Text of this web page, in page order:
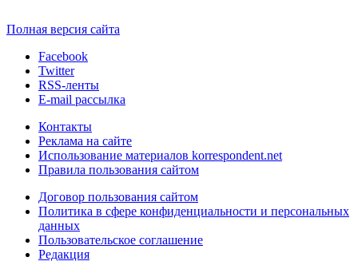
Полная версия сайта
Facebook
Twitter
RSS-ленты
E-mail рассылка
Контакты
Реклама на сайте
Использование материалов korrespondent.net
Правила пользования сайтом
Договор пользования сайтом
Политика в сфере конфиденциальности и персональных
данных
Пользовательское соглашение
Редакция